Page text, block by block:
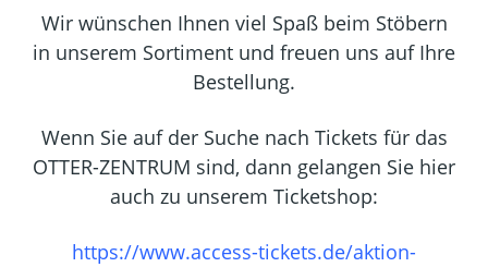
Unser Shop
Wir wünschen Ihnen viel Spaß beim Stöbern
in unserem Sortiment und freuen uns auf Ihre
Bestellung.
Wenn Sie auf der Suche nach Tickets für das
OTTER-ZENTRUM sind, dann gelangen Sie hier
auch zu unserem Ticketshop:
https://www.access-tickets.de/aktion-